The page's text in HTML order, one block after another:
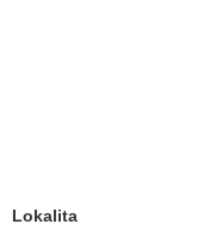
Lokalita